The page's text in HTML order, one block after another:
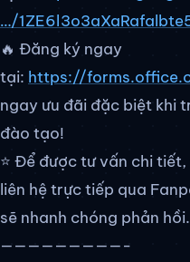
…/
🔥 Đăng ký ngay
tại: https://
ngay ưu đãi đặc biệt khi
đào tạo!
⭐ Để được tư vấn chi
liên hệ trực tiếp qua
sẽ nhanh chóng phản hồi.
—————————-